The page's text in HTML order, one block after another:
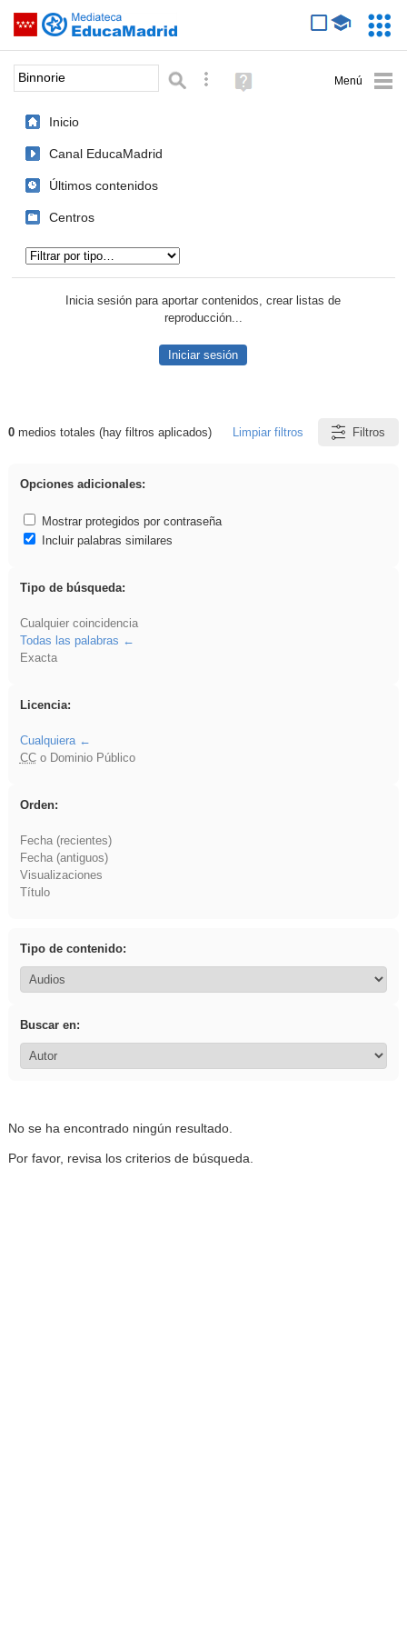
Saltar navegación
Palabra o frase: Búsqueda avanzada
Ayuda
(en
Inicio
Canal EducaMadrid
Últimos contenidos
Centros
Inicia sesión para aportar contenidos, crear listas de
reproducción...
Iniciar sesión
Resultados de: Binnorie
0medios totales (hay filtros aplicados) Limpiar filtros Filtros
Opciones adicionales:
Mostrar protegidos por contraseña
Incluir palabras similares
Tipo de búsqueda:
Cualquier coincidencia
Todas las palabras
Exacta
Licencia:
Cualquiera
CCo Dominio Público
Orden:
Fecha (recientes)
Fecha (antiguos)
Visualizaciones
Título
Tipo de contenido:
Buscar en:
No se ha encontrado ningún resultado.
Por favor, revisa los criterios de búsqueda.